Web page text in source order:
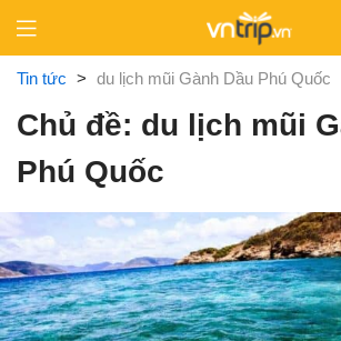
content
Tin tức > du lịch mũi Gành Dầu Phú Quốc
Chủ đề: du lịch mũi
Phú Quốc